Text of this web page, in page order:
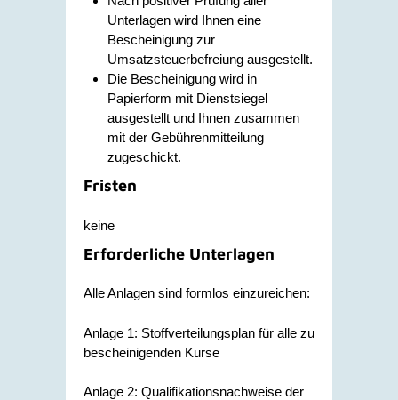
Unterlagen wird Ihnen eine
Bescheinigung zur
Umsatzsteuerbefreiung ausgestellt.
Die Bescheinigung wird in
Papierform mit Dienstsiegel
ausgestellt und Ihnen zusammen
mit der Gebührenmitteilung
zugeschickt.
Fristen
keine
Erforderliche Unterlagen
Alle Anlagen sind formlos einzureichen:
Anlage 1: Stoffverteilungsplan für alle zu
bescheinigenden Kurse
Anlage 2: Qualifikationsnachweise der